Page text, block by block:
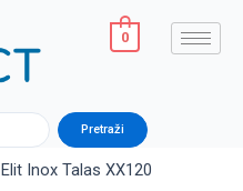
0
Pretraži
Elit Inox Talas XX120